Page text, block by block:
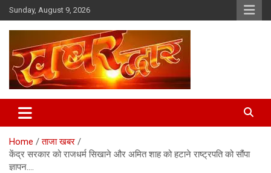
Skip
to
content
Sunday, August 9, 2026
Khabar Dwar
Home
ताजा खबर
केंद्र सरकार को राजधर्म सिखाने और अमित शाह को हटाने राष्ट्रपति को सौंपा
ज्ञापन….